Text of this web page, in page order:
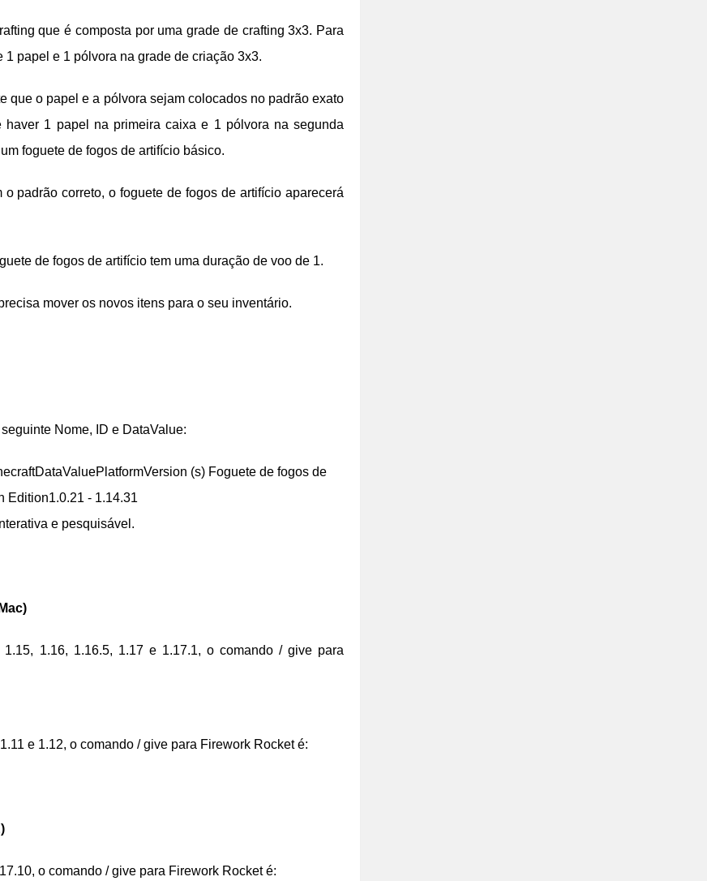
que é composta por uma grade de crafting 3x3. Para
papel e 1 pólvora na grade de criação 3x3.
que o papel e a pólvora sejam colocados no padrão exato
1 papel na primeira caixa e 1 pólvora na segunda
foguete de fogos de artifício básico.
padrão correto, o foguete de fogos de artifício aparecerá
de fogos de artifício tem uma duração de voo de 1.
mover os novos itens para o seu inventário.
Nome, ID e DataValue:
(s) Foguete de fogos de
Edition1.0.21 - 1.14.31
e pesquisável.
1.16, 1.16.5, 1.17 e 1.17.1, o comando / give para
e 1.12, o comando / give para Firework Rocket é:
o comando / give para Firework Rocket é: